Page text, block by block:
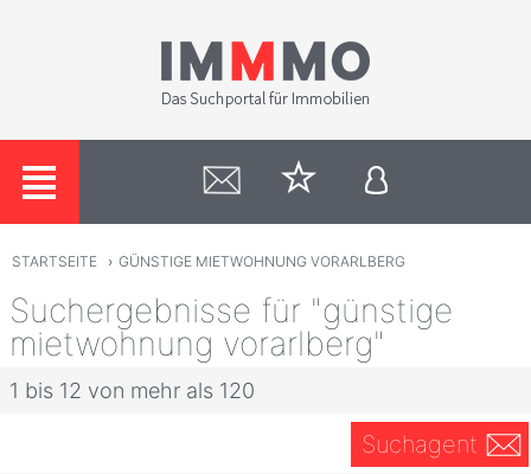
STARTSEITE › GÜNSTIGE MIETWOHNUNG VORARLBERG
Suchergebnisse für "günstige
mietwohnung vorarlberg"
1 bis 12 von mehr als 120
Suchagent